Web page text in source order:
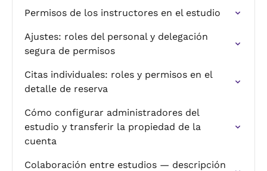
Permisos de los instructores en el estudio
Ajustes: roles del personal y delegación
segura de permisos
Citas individuales: roles y permisos en el
detalle de reserva
Cómo configurar administradores del
estudio y transferir la propiedad de la
cuenta
Colaboración entre estudios — descripción